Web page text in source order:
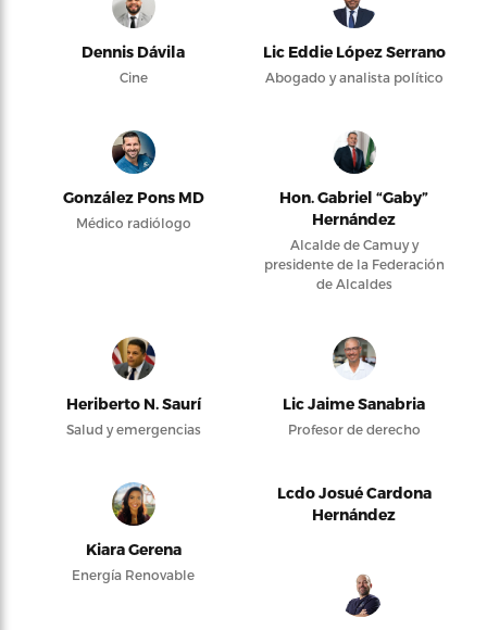
Dennis Dávila
Cine
Lic Eddie López Serrano
Abogado y analista político
González Pons MD
Médico radiólogo
Hon. Gabriel “Gaby”
Hernández
Alcalde de Camuy y
presidente de la Federación
de Alcaldes
Heriberto N. Saurí
Salud y emergencias
Lic Jaime Sanabria
Profesor de derecho
Kiara Gerena
Energía Renovable
Lcdo Josué Cardona
Hernández